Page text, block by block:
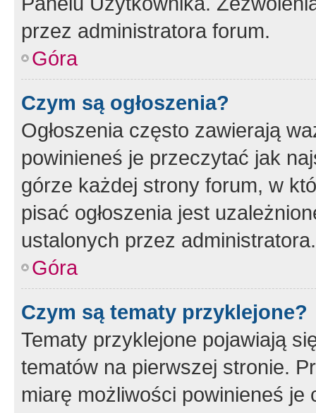
przez administratora forum.
Góra
Czym są ogłoszenia?
Ogłoszenia często zawierają
powinieneś je przeczytać jak
górze każdej strony forum, w
pisać ogłoszenia jest
ustalonych przez administratora.
Góra
Czym są tematy przyklejone?
Tematy przyklejone pojawiają
tematów na pierwszej stronie.
miarę możliwości powinieneś je